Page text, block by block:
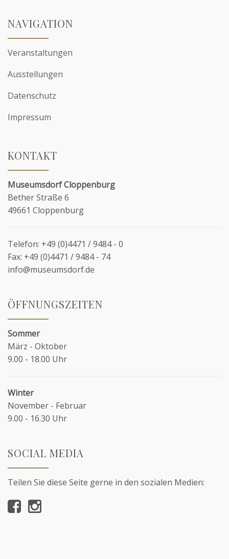
NAVIGATION
Veranstaltungen
Ausstellungen
Datenschutz
Impressum
KONTAKT
Museumsdorf Cloppenburg
Bether Straße 6
49661 Cloppenburg
Telefon: +49 (0)4471 / 9484 - 0
Fax: +49 (0)4471 / 9484 - 74
info@museumsdorf.de
ÖFFNUNGSZEITEN
Sommer
März - Oktober
9.00 - 18.00 Uhr
Winter
November - Februar
9.00 - 16.30 Uhr
SOCIAL MEDIA
Teilen Sie diese Seite gerne in den sozialen Medien: